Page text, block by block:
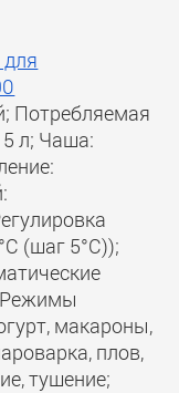
Потребляемая
л; Чаша:
(шаг 5°С));
Режимы
макароны,
плов,
тушение;